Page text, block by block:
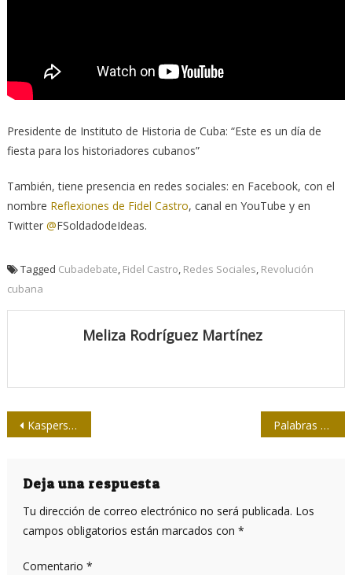
Presidente de Instituto de Historia de Cuba: “Este es un día de
fiesta para los historiadores cubanos”
También, tiene presencia en redes sociales: en Facebook, con el
nombre Reflexiones de Fidel Castro, canal en YouTube y en
Twitter @FSoldadodeIdeas.
Tagged Cubadebate Fidel Castro Redes Sociales Revolución
cubana
Meliza Rodríguez Martínez
Navegación
entradas
Kaspersky identifica phishing relacionados con la pandemia Palabras fecundas
Deja una respuesta
Tu dirección de correo electrónico no será publicada. Los
campos obligatorios están marcados con *
Comentario *